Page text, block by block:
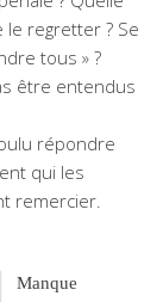
regretter ? Se
tous » ?
être entendus
répondre
qui les
remercier.
Manque